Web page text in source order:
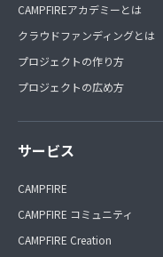
CAMPFIREアカデミーとは
クラウドファンディングとは
プロジェクトの作り方
プロジェクトの広め方
サービス
CAMPFIRE
CAMPFIRE コミュニティ
CAMPFIRE Creation